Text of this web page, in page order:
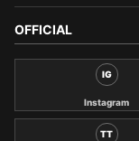
OFFICIAL
IG
Instagram
TT